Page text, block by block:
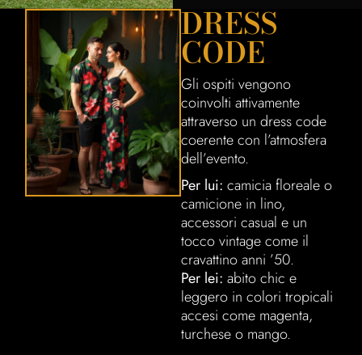
DRESS
CODE
Gli ospiti vengono
coinvolti attivamente
attraverso un dress code
coerente con l’atmosfera
dell’evento.
Per lui: camicia floreale o
camicione in lino,
accessori casual e un
tocco vintage come il
cravattino anni ’50.
Per lei: abito chic e
leggero in colori tropicali
accesi come magenta,
turchese o mango.